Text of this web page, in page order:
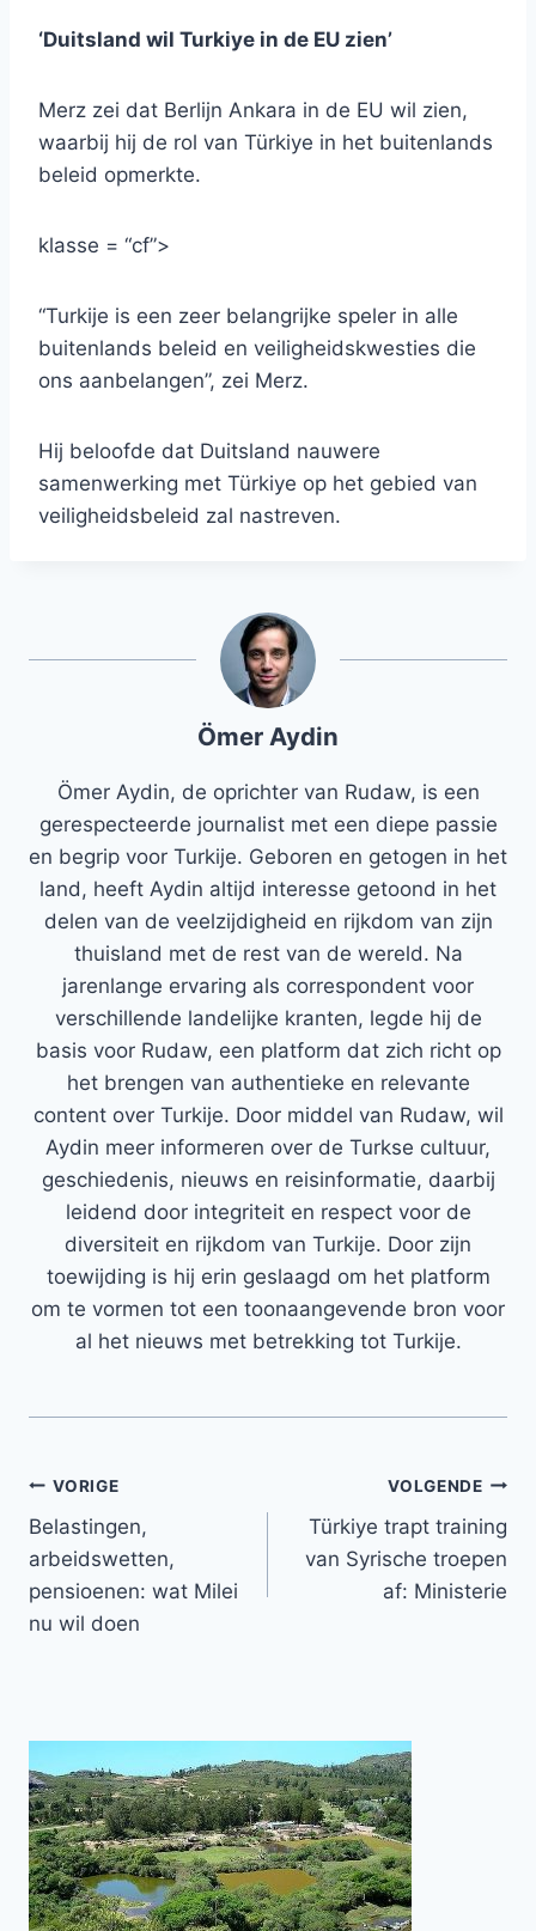
‘Duitsland wil Turkiye in de EU zien’
Merz zei dat Berlijn Ankara in de EU wil zien,
waarbij hij de rol van Türkiye in het buitenlands
beleid opmerkte.
klasse = “cf”>
“Turkije is een zeer belangrijke speler in alle
buitenlands beleid en veiligheidskwesties die
ons aanbelangen”, zei Merz.
Hij beloofde dat Duitsland nauwere
samenwerking met Türkiye op het gebied van
veiligheidsbeleid zal nastreven.
Ömer Aydin
Ömer Aydin, de oprichter van Rudaw, is een
gerespecteerde journalist met een diepe passie
en begrip voor Turkije. Geboren en getogen in het
land, heeft Aydin altijd interesse getoond in het
delen van de veelzijdigheid en rijkdom van zijn
thuisland met de rest van de wereld. Na
jarenlange ervaring als correspondent voor
verschillende landelijke kranten, legde hij de
basis voor Rudaw, een platform dat zich richt op
het brengen van authentieke en relevante
content over Turkije. Door middel van Rudaw, wil
Aydin meer informeren over de Turkse cultuur,
geschiedenis, nieuws en reisinformatie, daarbij
leidend door integriteit en respect voor de
diversiteit en rijkdom van Turkije. Door zijn
toewijding is hij erin geslaagd om het platform
om te vormen tot een toonaangevende bron voor
al het nieuws met betrekking tot Turkije.
Bericht
navigatie
VORIGE
Belastingen,
arbeidswetten,
pensioenen: wat Milei
nu wil doen
VOLGENDE
Türkiye trapt training
van Syrische troepen
af: Ministerie